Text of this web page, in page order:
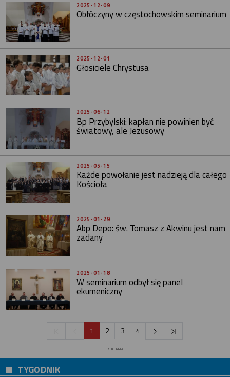
2025-12-09
Obłóczyny w częstochowskim seminarium
2025-12-01
Głosiciele Chrystusa
2025-06-12
Bp Przybylski: kapłan nie powinien być
światowy, ale Jezusowy
2025-05-15
Każde powołanie jest nadzieją dla całego
Kościoła
2025-01-29
Abp Depo: św. Tomasz z Akwinu jest nam
zadany
2025-01-18
W seminarium odbył się panel
ekumeniczny
1 2 3 4
REKLAMA
TYGODNIK